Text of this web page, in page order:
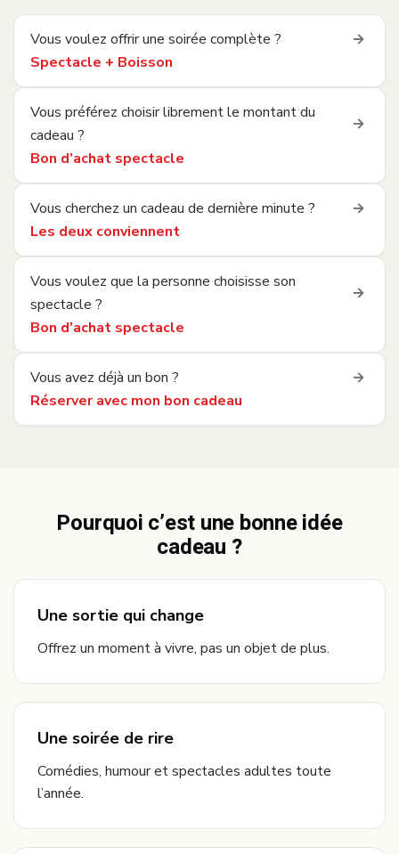
Vous voulez offrir une soirée complète ?
→
Spectacle + Boisson
Vous préférez choisir librement le montant du
cadeau ?
→
Bon d’achat spectacle
Vous cherchez un cadeau de dernière minute ?
→
Les deux conviennent
Vous voulez que la personne choisisse son
spectacle ?
→
Bon d’achat spectacle
Vous avez déjà un bon ?
→
Réserver avec mon bon cadeau
Pourquoi c’est une bonne idée
cadeau ?
Une sortie qui change
Offrez un moment à vivre, pas un objet de plus.
Une soirée de rire
Comédies, humour et spectacles adultes toute
l’année.